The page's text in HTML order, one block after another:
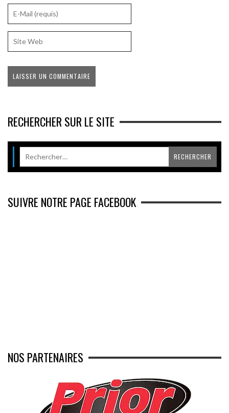
RECHERCHER SUR LE SITE
SUIVRE NOTRE PAGE FACEBOOK
NOS PARTENAIRES